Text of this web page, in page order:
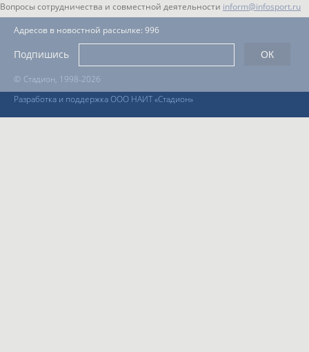
Вопросы сотрудничества и совместной деятельности inform@infosport.ru
© Стадион, 1998-2026
Разработка и поддержка ООО НАИТ «Стадион»
Адресов в новостной рассылке: 996
Подпишись